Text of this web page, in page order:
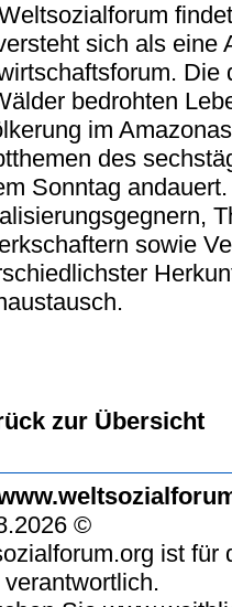
sich als eine
Die
bedrohten
im
des
Sonntag
sowie
zur Übersicht
©
ist für
verantwortlich.